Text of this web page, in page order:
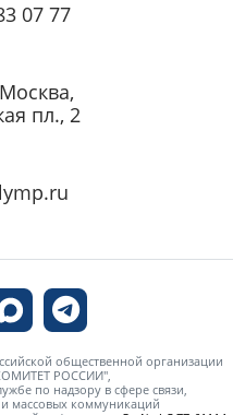
07 77
пл., 2
общественной организации
РОССИИ",
по надзору в сфере связи,
массовых коммуникаций